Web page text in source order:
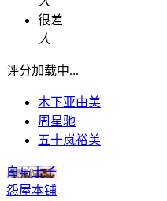
很差
人
评分加载中...
木下亚由美
周星驰
五十岚裕美
白马王子
怨屋本铺